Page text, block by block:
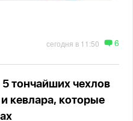
сегодня в 11:50 6
тончайших чехлов
кевлара, которые